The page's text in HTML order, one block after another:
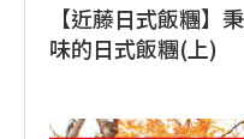
【近藤日式飯糰】
味的日式飯糰(上)